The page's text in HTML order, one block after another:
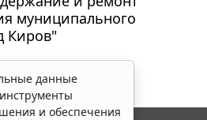
муниципального
Киров"
данные
и обеспечения